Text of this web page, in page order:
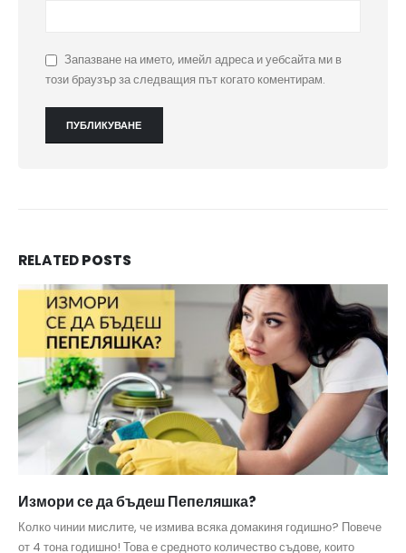
Запазване на името, имейл адреса и уебсайта ми в
този браузър за следващия път когато коментирам.
RELATEDPOSTS
Измори се да бъдеш Пепеляшка?
Колко чинии мислите, че измива всяка домакиня годишно? Повече
от 4 тона годишно! Това е средното количество съдове, които